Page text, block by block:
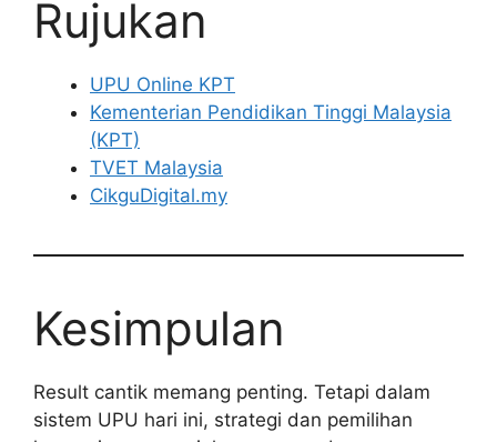
Rujukan
UPU Online KPT
Kementerian Pendidikan Tinggi Malaysia
(KPT)
TVET Malaysia
CikguDigital.my
Kesimpulan
Result cantik memang penting. Tetapi dalam
sistem UPU hari ini, strategi dan pemilihan